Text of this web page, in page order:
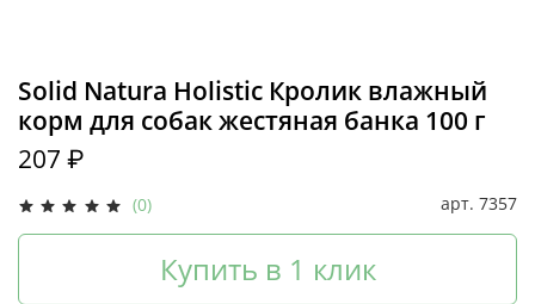
(0) арт. 7357
Solid Natura Holistic Кролик влажный
корм для собак жестяная банка 100 г
207 ₽
Купить в 1 клик